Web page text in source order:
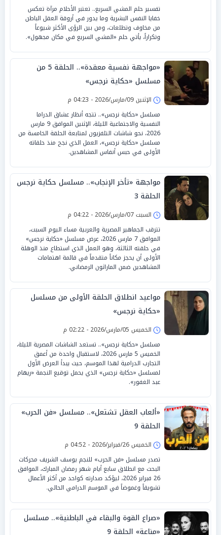
تفسير حلم المشي السريع.. تعتبر الأحلام مرآة تعكس
خفايا النفس البشرية وما يدور في أروقة العقل الباطن
من مخاوف وتطلعات، ومن بين الرؤى الأكثر شيوعاً
وتكراراً، يأتي حلم «المشي السريع في مكان مجهول».
«مواجهة نفسية معقدة».. الحلقة 5 من
مسلسل «حكاية نرجس»
الإثنين 09/مارس/2026 - 04:23 م
مسلسل «حكاية نرجس».. تتجه أنظار عشاق الدراما
النفسية والاجتماعية الليلة، الإثنين الموافق 9 مارس
2026، نحو شاشات التلفزيون لمتابعة الحلقة الخامسة من
مسلسل «حكاية نرجس»، العمل الذي نجح منذ حلقاته
الأولى في حبس أنفاس المشاهدين.
مواجهة «تأخر الإنجاب».. مسلسل حكاية نرجس
الحلقة 3
السبت 07/مارس/2026 - 04:22 م
تترقب الجماهير المصرية والعربية مساء اليوم السبت،
الموافق 7 مارس 2026، عرض مسلسل «حكاية نرجس»
في حلقته الثالثة، وهو العمل الذي استطاع منذ الوهلة
الأولى أن يحجز مكاناً متقدماً في قائمة اهتمامات
المشاهدين ضمن الماراثون الرمضاني.
مواعيد انطلاق الحلقة الأولى من مسلسل
«حكاية نرجس»
الخميس 05/مارس/2026 - 02:22 م
مسلسل «حكاية نرجس».. تستعد الشاشات المصرية الليلة،
الخميس 5 مارس 2026، لاستقبال واحدة من أعمق
التجارب الدرامية لهذا الموسم، حيث يبدأ العرض الأول
لمسلسل «حكاية نرجس» الذي يحمل توقيع النجمة «ريهام
عبد الغفور».
«ألعاب العقل تشتعل».. مسلسل «فن الحرب»
الحلقة 9
الخميس 26/فبراير/2026 - 04:52 م
تصدر مسلسل «فن الحرب» للنجم يوسف الشريف محركات
البحث مع انطلاق سابع أيام شهر رمضان المبارك، الموافق
26 فبراير 2026، ليؤكد صدارته كواحد من أكثر الأعمال
تشويقاً وغموضاً في الموسم الدرامي الحالي.
«صراع القوة والبقاء في الباطنية».. مسلسل
«مناعة» الحلقة 9